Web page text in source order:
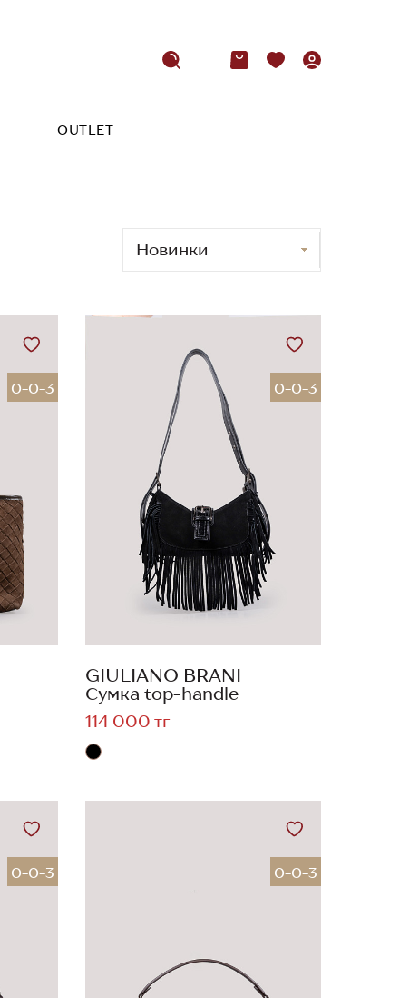
OUTLET
0-0-3 0-0-3
GIULIANO BRANI
Сумка top-handle
114 000 тг
0-0-3 0-0-3